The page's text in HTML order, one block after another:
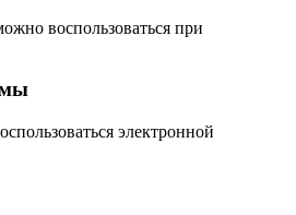
воспользоваться при
электронной